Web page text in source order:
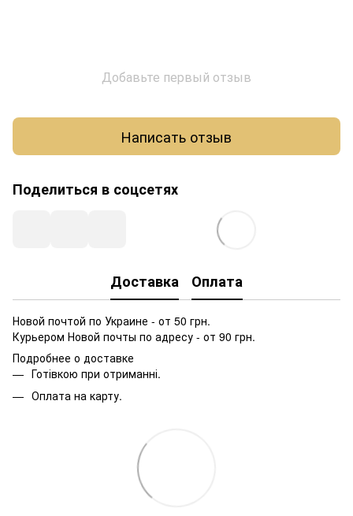
Добавьте первый отзыв
Написать отзыв
Поделиться в соцсетях
Доставка Оплата
Новой почтой по Украине - от 50 грн.
Курьером Новой почты по адресу - от 90 грн.
Подробнее о доставке
Готівкою при отриманні.
Оплата на карту.